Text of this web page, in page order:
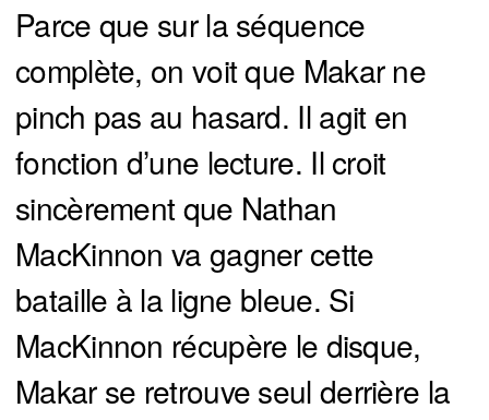
Parce que sur la séquence
complète, on voit que Makar ne
pinch pas au hasard. Il agit en
fonction d’une lecture. Il croit
sincèrement que Nathan
MacKinnon va gagner cette
bataille à la ligne bleue. Si
MacKinnon récupère le disque,
Makar se retrouve seul derrière la